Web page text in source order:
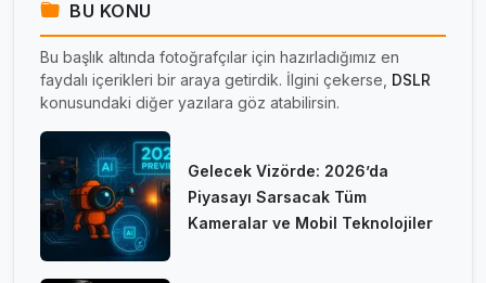
BU KONU
Bu başlık altında fotoğrafçılar için hazırladığımız en
faydalı içerikleri bir araya getirdik. İlgini çekerse, DSLR
konusundaki diğer yazılara göz atabilirsin.
Gelecek Vizörde: 2026’da
Piyasayı Sarsacak Tüm
Kameralar ve Mobil Teknolojiler